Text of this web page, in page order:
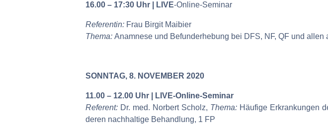
16.00 – 17:30 Uhr | LIVE-Online-Seminar
Referentin: Frau Birgit Maibier
Thema: Anamnese und Befunderhebung bei DFS, NF, QF und
SONNTAG, 8. NOVEMBER 2020
11.00 – 12.00 Uhr | LIVE-Online-Seminar
Referent: Dr. med. Norbert Scholz, Thema: Häufige Erkrankungen
deren nachhaltige Behandlung, 1 FP